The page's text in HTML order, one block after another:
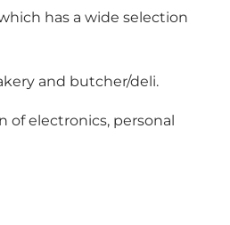
has a wide selection
and butcher/deli.
of electronics, personal